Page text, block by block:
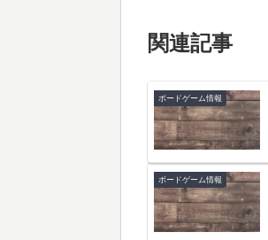
関連記事
ボードゲーム情報
ボードゲーム情報